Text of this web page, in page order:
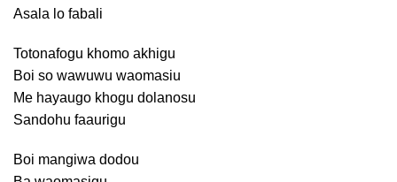
Asala lo fabali
Totonafogu khomo akhigu
Boi so wawuwu waomasiu
Me hayaugo khogu dolanosu
Sandohu faaurigu
Boi mangiwa dodou